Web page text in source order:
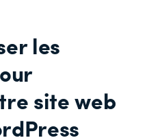
les
site web